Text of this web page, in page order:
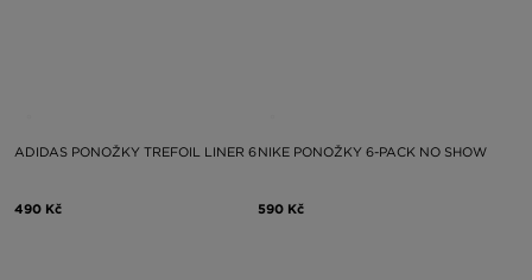
ADIDAS PONOŽKY TREFOIL LINER 6
490 Kč
NIKE PONOŽKY 6-PACK NO SHOW
590 Kč